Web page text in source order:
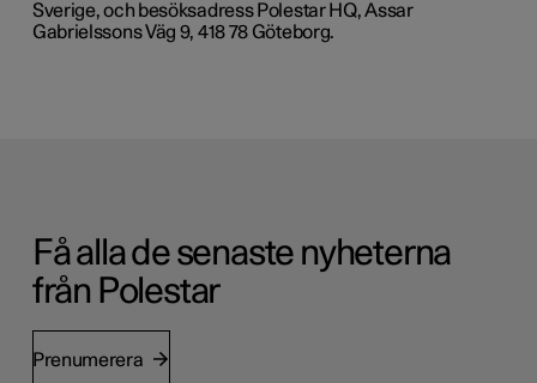
Sverige, och besöksadress Polestar HQ, Assar
Gabrielssons Väg 9, 418 78 Göteborg.
Få alla de senaste nyheterna
från Polestar
Prenumerera